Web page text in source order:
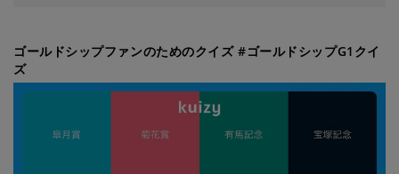
ゴールドシップファンのためのクイズ #ゴールドシップG1クイ
ズ